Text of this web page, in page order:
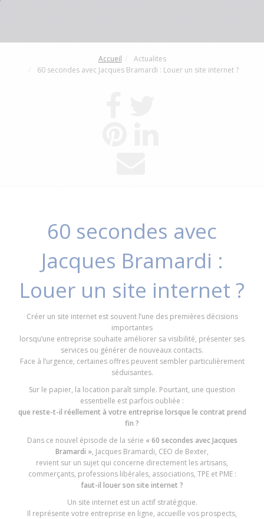
Accueil
Actualites
60 secondes avec Jacques Bramardi : Louer un site internet ?
60 secondes avec
Jacques Bramardi :
Louer un site internet ?
Créer un site internet est souvent l’une des premières décisions
importantes
lorsqu’une entreprise souhaite améliorer sa visibilité, présenter ses
services ou générer de nouveaux contacts.
Face à l’urgence, certaines offres peuvent sembler particulièrement
séduisantes.
Sur le papier, la location paraît simple. Pourtant, une question
essentielle est parfois oubliée :
que reste-t-il réellement à votre entreprise lorsque le contrat prend
fin ?
Dans ce nouvel épisode de la série « 60 secondes avec Jacques
Bramardi », Jacques Bramardi, CEO de Bexter,
revient sur un sujet qui concerne directement les artisans,
commerçants, professions libérales, associations, TPE et PME :
faut-il louer son site internet ?
Un site internet est un actif stratégique.
Il représente votre entreprise en ligne, accueille vos prospects,